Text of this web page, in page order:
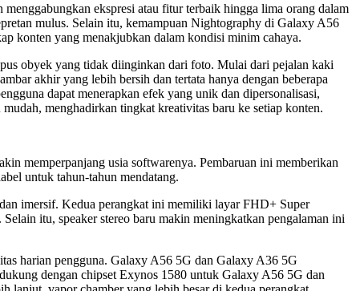
ekspresi atau fitur terbaik hingga lima orang dalam
mulus. Selain itu, kemampuan Nightography di Galaxy A56
konten yang menakjubkan dalam kondisi minim cahaya.
obyek yang tidak diinginkan dari foto. Mulai dari pejalan kaki
akhir yang lebih bersih dan tertata hanya dengan beberapa
dapat menerapkan efek yang unik dan dipersonalisasi,
menghadirkan tingkat kreativitas baru ke setiap konten.
memperpanjang usia softwarenya. Pembaruan ini memberikan
untuk tahun-tahun mendatang.
imersif. Kedua perangkat ini memiliki layar FHD+ Super
itu, speaker stereo baru makin meningkatkan pengalaman ini
harian pengguna. Galaxy A56 5G dan Galaxy A36 5G
dengan chipset Exynos 1580 untuk Galaxy A56 5G dan